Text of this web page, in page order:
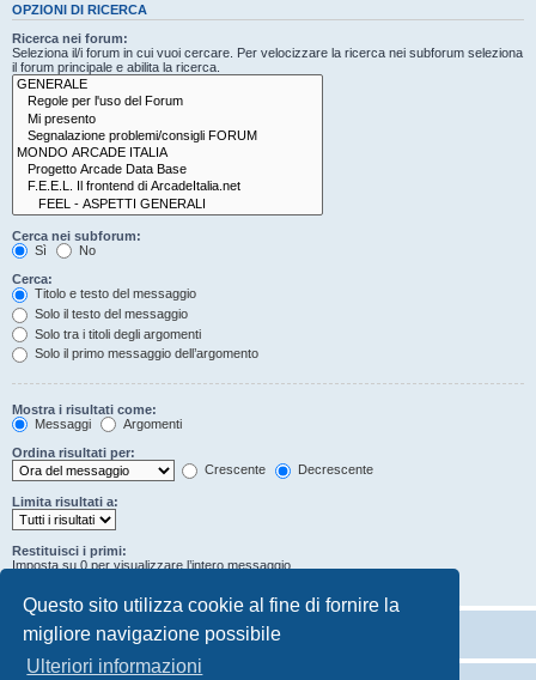
Questo sito utilizza cookie al fine di fornire la
migliore navigazione possibile
Ulteriori informazioni
OPZIONI DI RICERCA
Ricerca nei forum:
Seleziona il/i forum in cui vuoi cercare. Per velocizzare la ricerca nei subforum seleziona
il forum principale e abilita la ricerca.
Cerca nei subforum:
Sì
No
Cerca:
Titolo e testo del messaggio
Solo il testo del messaggio
Solo tra i titoli degli argomenti
Solo il primo messaggio dell’argomento
Mostra i risultati come:
Messaggi
Argomenti
Ordina risultati per:
Crescente
Decrescente
Limita risultati a:
Restituisci i primi:
Imposta su 0 per visualizzare l’intero messaggio.